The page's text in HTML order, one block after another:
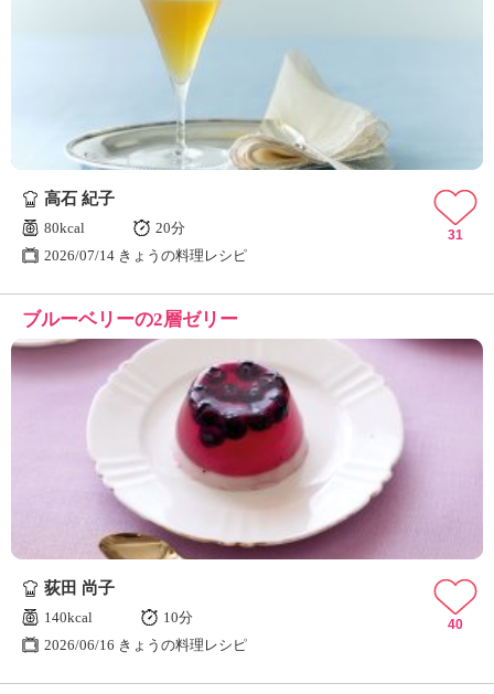
高石 紀子
80kcal
20分
2026/07/14 きょうの料理レシピ
31
ブルーベリーの2層ゼリー
荻田 尚子
140kcal
10分
2026/06/16 きょうの料理レシピ
40